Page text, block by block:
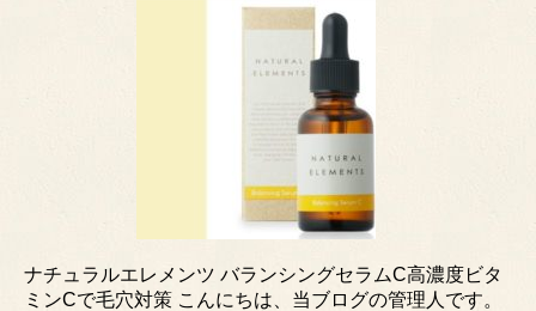
ナチュラルエレメンツ バランシングセラムC高濃度ビタ
ミンCで毛穴対策 こんにちは、当ブログの管理人です。